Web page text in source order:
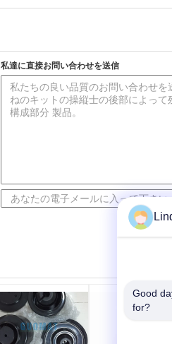
私達に直接お問い合わせを送信
Good
for?